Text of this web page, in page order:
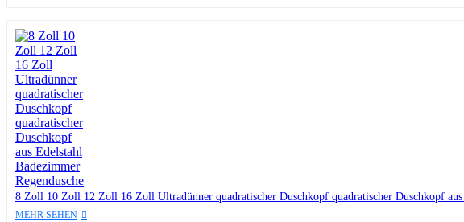
8 Zoll 10 Zoll 12 Zoll 16 Zoll Ultradünner quadratischer Duschkopf quadratischer Duschkopf aus
MEHR SEHEN